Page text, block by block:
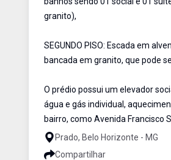
granito),
SEGUNDO PISO: Escada em
bancada em granito, que pode
O prédio possui um elevador
água e gás individual,
bairro, como Avenida Francisco
Prado, Belo Horizonte - MG
Compartilhar